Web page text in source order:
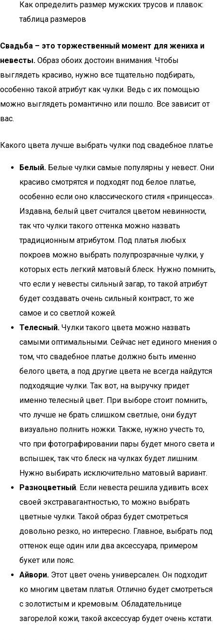
Как определить размер мужских трусов и плавок:
таблица размеров
Свадьба – это торжественный момент для жениха и
невесты. Образ обоих достоин внимания. Чтобы
выглядеть красиво, нужно все тщательно подбирать,
особенно такой атрибут как чулки. Ведь с их помощью
можно выглядеть романтично или пошло. Все зависит от
вас.
Какого цвета лучше выбрать чулки под свадебное платье
Белый. Белые чулки самые популярны у невест. Они
красиво смотрятся и подходят под белое платье,
особенно если оно классического стиля «принцесса».
Издавна, белый цвет считался цветом невинности,
так что чулки такого оттенка можно назвать
традиционным атрибутом. Под платья любых
покроев можно выбрать полупрозрачные чулки, у
которых есть легкий матовый блеск. Нужно помнить,
что если у невесты сильный загар, то такой атрибут
будет создавать очень сильный контраст, то же
самое и со светлой кожей.
Телесный. Чулки такого цвета можно назвать
самыми оптимальными. Сейчас нет единого мнения о
том, что свадебное платье должно быть именно
белого цвета, а под другие цвета не всегда найдутся
подходящие чулки. Так вот, на выручку придет
именно телесный цвет. При выборе стоит помнить,
что лучше не брать слишком светлые, они будут
визуально полнить ножки. Также, нужно учесть то,
что при фотографировании пары будет много света и
вспышек, так что блеск на чулках будет лишним.
Нужно выбирать исключительно матовый вариант.
Разноцветный. Если невеста решила удивить всех
своей экстравагантностью, то можно выбрать
цветные чулки. Такой образ будет смотреться
довольно резко, но интересно. Главное, выбрать под
оттенок еще один или два аксессуара, примером
букет или пояс.
Айвори. Этот цвет очень универсален. Он подходит
ко многим цветам платья. Отлично будет смотреться
с золотистым и кремовым. Обладательнице
загорелой кожи, такой аксессуар будет очень кстати.